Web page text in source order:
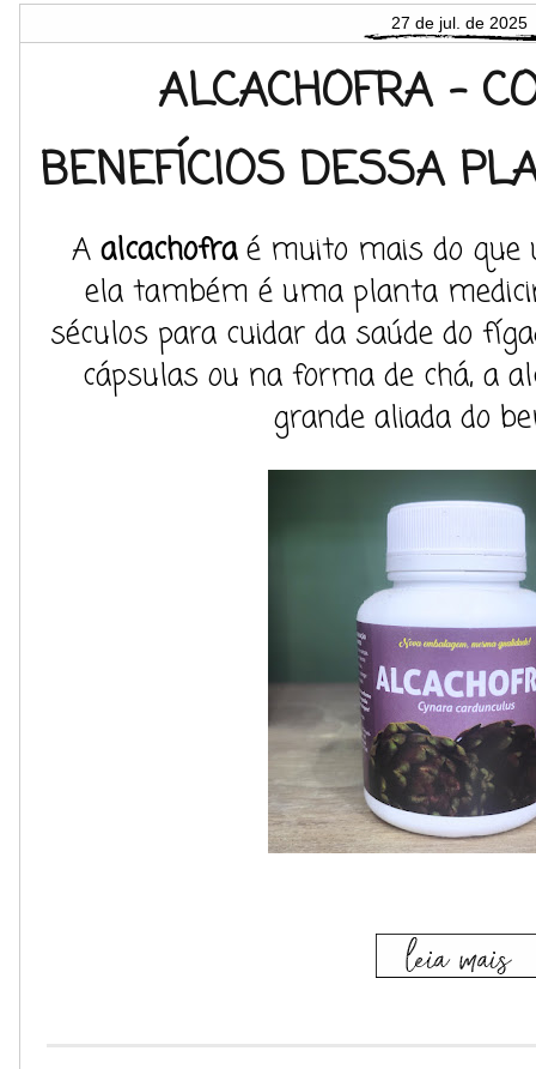
27 de jul. de 2025
ALCACHOFRA -
BENEFÍCIOS DESSA
A alcachofraé muito mais do que
ela também é uma planta
séculos para cuidar da saúde do
cápsulas ou na forma de chá, a
grande aliada do